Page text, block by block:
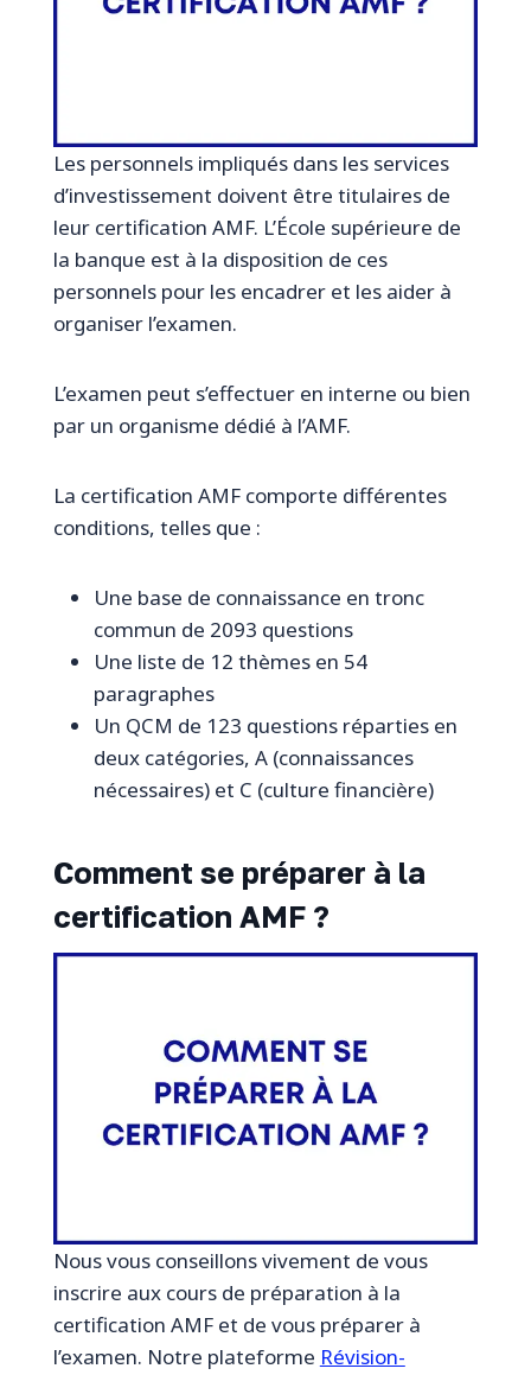
Les personnels impliqués dans les services
d’investissement doivent être titulaires de
leur certification AMF. L’École supérieure de
la banque est à la disposition de ces
personnels pour les encadrer et les aider à
organiser l’examen.
L’examen peut s’effectuer en interne ou bien
par un organisme dédié à l’AMF.
La certification AMF comporte différentes
conditions, telles que :
Une base de connaissance en tronc
commun de 2093 questions
Une liste de 12 thèmes en 54
paragraphes
Un QCM de 123 questions réparties en
deux catégories, A (connaissances
nécessaires) et C (culture financière)
Comment se préparer à la
certification AMF ?
Nous vous conseillons vivement de vous
inscrire aux cours de préparation à la
certification AMF et de vous préparer à
l’examen. Notre plateforme Révision-